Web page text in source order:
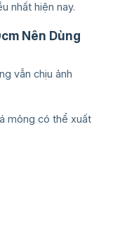
nhất hiện nay.
Nên Dùng
vẫn chịu ảnh
mỏng có thể xuất